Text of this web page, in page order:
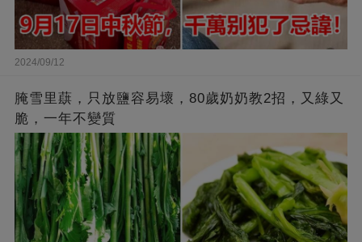
2024/09/12
腌雪里蕻，只放鹽容易壞，80歲奶奶教2招，又綠又
脆，一年不變質